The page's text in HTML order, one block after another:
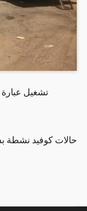
تشغيل عبارة
5حالات كوفيد نشطة